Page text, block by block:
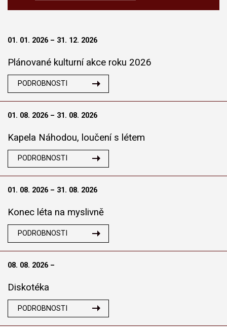
01. 01. 2026 – 31. 12. 2026
Plánované kulturní akce roku 2026
PODROBNOSTI
01. 08. 2026 – 31. 08. 2026
Kapela Náhodou, loučení s létem
PODROBNOSTI
01. 08. 2026 – 31. 08. 2026
Konec léta na myslivně
PODROBNOSTI
08. 08. 2026 –
Diskotéka
PODROBNOSTI